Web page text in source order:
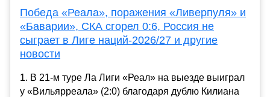
Победа «Реала», поражения «Ливерпуля» и
«Баварии», СКА сгорел 0:6, Россия не
сыграет в Лиге наций-2026/27 и другие
новости
1. В 21-м туре Ла Лиги «Реал» на выезде выиграл
у «Вильярреала» (2:0) благодаря дублю Килиана